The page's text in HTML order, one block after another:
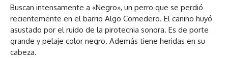
Buscan intensamente a «Negro», un perro que se perdió
recientemente en el barrio Algo Comedero. El canino huyó
asustado por el ruido de la pirotecnia sonora. Es de porte
grande y pelaje color negro. Además tiene heridas en su
cabeza.